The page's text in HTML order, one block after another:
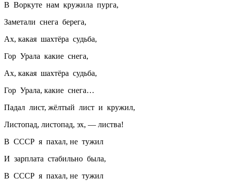
В Воркуте нам кружила пурга,
Заметали снега берега,
Ах, какая шахтёра судьба,
Гор Урала какие снега,
Ах, какая шахтёра судьба,
Гор Урала, какие снега…
Падал лист, жёлтый лист и кружил,
Листопад, листопад, эх, — листва!
В СССР я пахал, не тужил
И зарплата стабильно была,
В СССР я пахал, не тужил